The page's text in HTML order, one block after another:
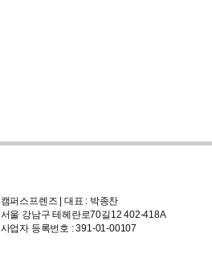
캠퍼스프렌즈 | 대표 : 박종찬
서울 강남구 테헤란로70길12 402-418A
사업자 등록번호 : 391-01-00107